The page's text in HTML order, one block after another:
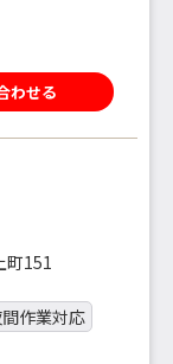
わせる
町151
作業対応